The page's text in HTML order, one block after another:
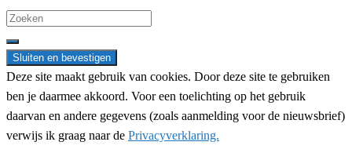
Search
for:
Deze site maakt gebruik van cookies. Door deze site te gebruiken
ben je daarmee akkoord. Voor een toelichting op het gebruik
daarvan en andere gegevens (zoals aanmelding voor de nieuwsbrief)
verwijs ik graag naar de Privacyverklaring.